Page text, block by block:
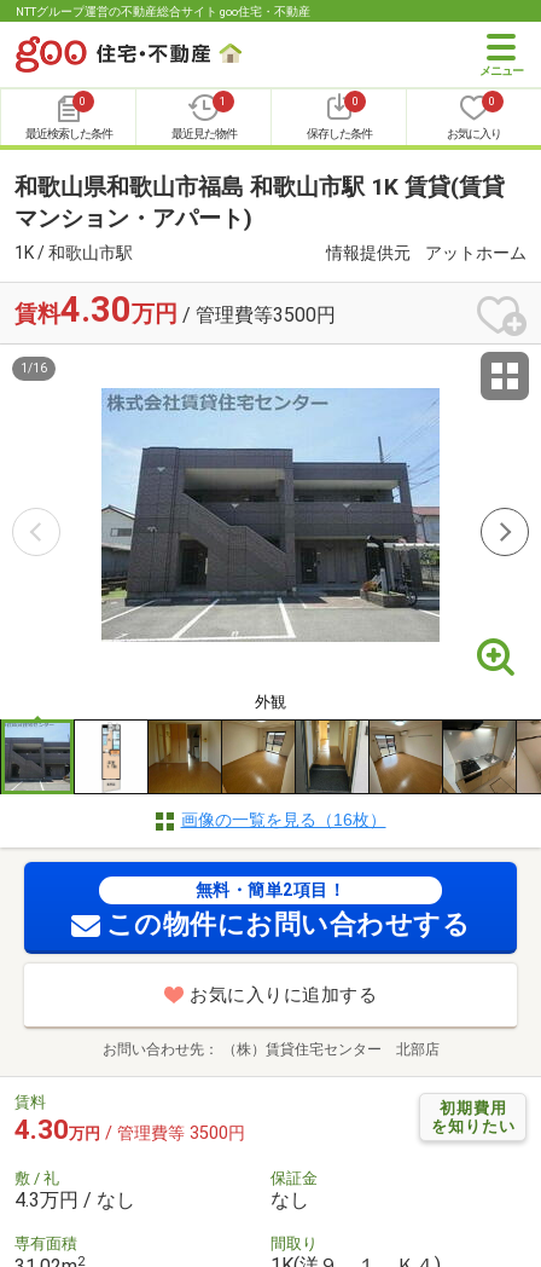
NTTグループ運営の不動産総合サイト goo住宅・不動産
0
最近検索した条件
1
最近見た物件
0
保存した条件
0
お気に入り
和歌山県和歌山市福島 和歌山市駅 1K 賃貸(賃貸
マンション・アパート)
1K / 和歌山市駅 情報提供元 アットホーム
賃料4.30万円 / 管理費等3500円
外観
1 /16
画像の一覧を見る（16枚）
無料・簡単2項目！
この物件にお問い合わせする
お気に入りに追加する
お問い合わせ先 （株）賃貸住宅センター 北部店
初期費用
を知りたい
賃料
4.30万円 / 管理費等 3500円
敷 / 礼
4.3万円 / なし
保証金
なし
専有面積
2
間取り